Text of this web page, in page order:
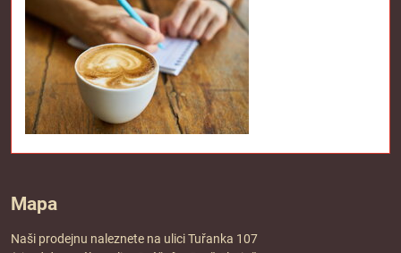
Mapa
Naši prodejnu naleznete na ulici Tuřanka 107